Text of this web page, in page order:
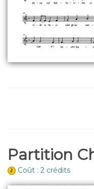
Partition
Coût : 2 crédits